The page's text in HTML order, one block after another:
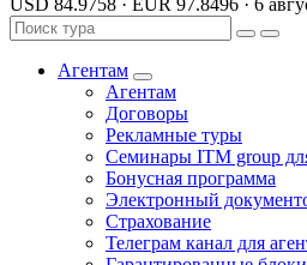
USD 84.9758 · EUR 97.8496 · 6
Агентам
Агентам
Договоры
Рекламные туры
Семинары ITM group
Бонусная программа
Электронный
Страхование
Телеграм канал для